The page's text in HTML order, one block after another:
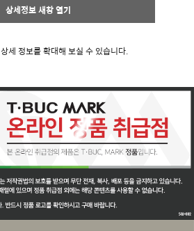
상세정보 새창 열기
상세 정보를 확대해 보실 수 있습니다.